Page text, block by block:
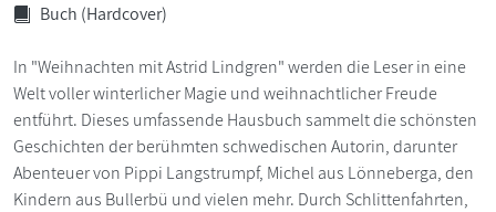
Buch (Hardcover)
In "Weihnachten mit Astrid Lindgren" werden die Leser in eine
Welt voller winterlicher Magie und weihnachtlicher Freude
entführt. Dieses umfassende Hausbuch sammelt die schönsten
Geschichten der berühmten schwedischen Autorin, darunter
Abenteuer von Pippi Langstrumpf, Michel aus Lönneberga, den
Kindern aus Bullerbü und vielen mehr. Durch Schlittenfahrten,